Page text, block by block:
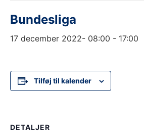
Bundesliga
17 december 2022- 08:00 - 17:00
Tilføj til kalender
DETALJER